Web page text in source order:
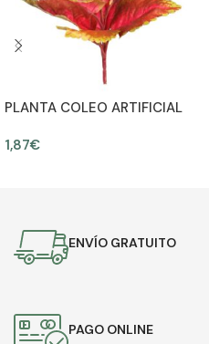
PLANTA COLEO ARTIFICIAL
1,87€
ENVÍO GRATUITO
PAGO ONLINE